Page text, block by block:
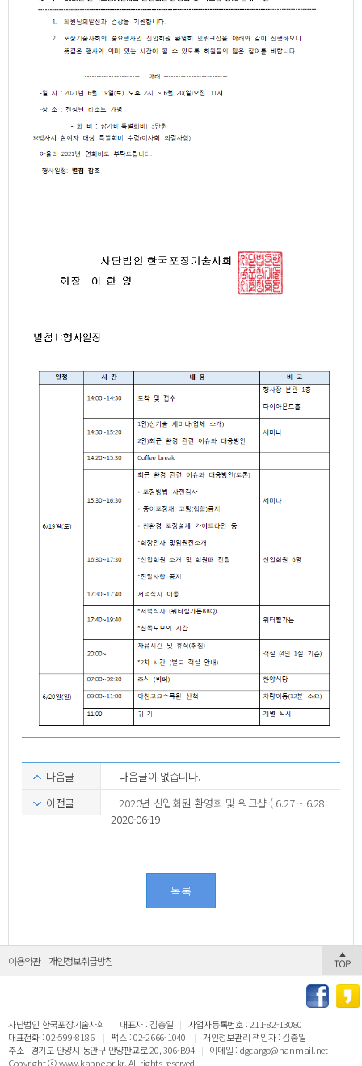
다음글
다음글이 없습니다.
이전글
2020년 신입회원 환영회 및 워크샵 ( 6.27 ~ 6.28
2020-06-19
목록
이용약관 개인정보취급방침
사단법인 한국포장기술사회 | 대표자 : 김충일 | 사업자등록번호 : 211-82-13080
대표전화 : 02-599-8186
| 팩스 : 02-2666-1040 | 개인정보관리 책임자 : 김충일
주소 : 경기도 안양시 동안구 안양판교로 20, 306-B94 | 이메일 : dgcargo@hanmail.net
Copyright ⓒ www.kappe.or.kr. All rights reserved